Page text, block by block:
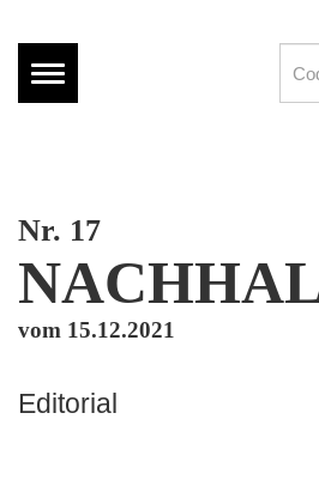
Menü
anzeigen
Nr. 17
vom 15.12.2021
Editorial